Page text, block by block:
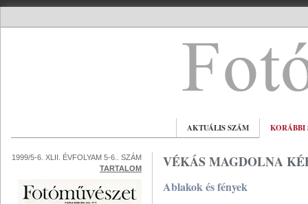
AKTUÁLIS SZÁM KORÁBBI
1999/5-6. XLII. ÉVFOLYAM 5-6.. SZÁM
TARTALOM
VÉKÁS MAGDOLNA
Ablakok és fények